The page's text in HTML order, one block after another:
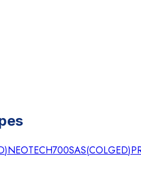
)NEOTECH700SAS(COLGED)